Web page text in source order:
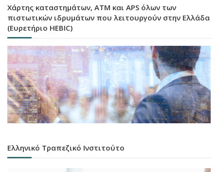
Χάρτης καταστημάτων, ATM και APS όλων των
πιστωτικών ιδρυμάτων που λειτουργούν στην Ελλάδα
(Ευρετήριο HEBIC)
Ελληνικό Τραπεζικό Ινστιτούτο